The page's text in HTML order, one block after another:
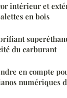
intérieur et
en bois
du carburant
en compte
numériques